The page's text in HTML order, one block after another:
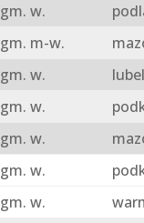
gm. w.
gm. m-w.
gm. w.
gm. w.
gm. w.
gm. w.
gm. w.